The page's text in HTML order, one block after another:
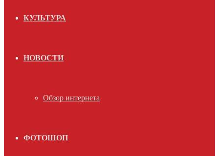
КУЛЬТУРА
НОВОСТИ
Обзор интернета
ФОТОШОП